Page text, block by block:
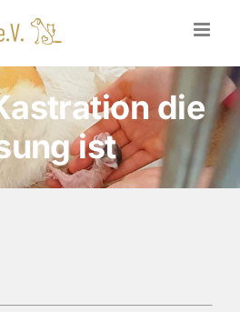
die
ist